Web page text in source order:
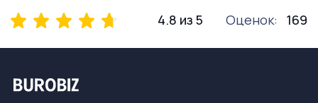
4.8 из 5 Оценок: 169